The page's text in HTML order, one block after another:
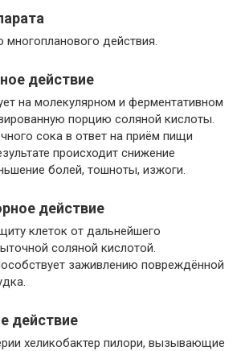
действия.
действие
на молекулярном и ферментативном
порцию соляной кислоты.
сока в ответ на приём пищи
происходит снижение
болей, тошноты, изжоги.
действие
клеток от дальнейшего
соляной кислотой.
заживлению повреждённой
действие
хеликобактер пилори, вызывающие